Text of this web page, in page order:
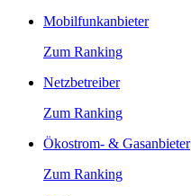
Mobilfunkanbieter
Zum Ranking
Netzbetreiber
Zum Ranking
Ökostrom- & Gasanbieter
Zum Ranking